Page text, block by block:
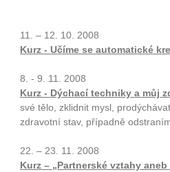
11. – 12. 10. 2008
Kurz - Učíme se automatické
8. - 9. 11. 2008
Kurz - Dýchací techniky a můj
své tělo, zklidnit mysl,
zdravotní stav, případně
22. – 23. 11. 2008
Kurz – „Partnerské vztahy